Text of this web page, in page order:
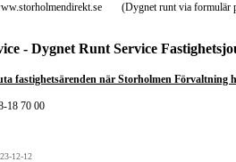
(Dygnet runt via formulär
- Dygnet Runt Service
fastighetsärenden när Storholmen Förvaltning
18 70 00
12-12